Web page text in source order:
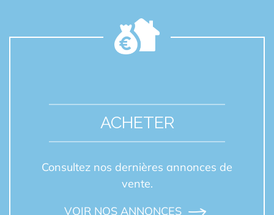
ACHETER
Consultez nos dernières annonces de
vente.
VOIR NOS ANNONCES